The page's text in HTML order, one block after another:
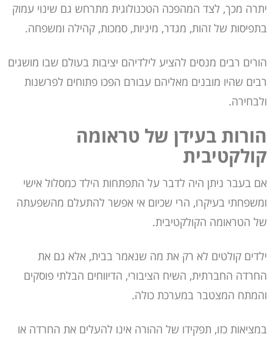
יתרה מכך, לצד המהפכה הטכנולוגית מתרחש גם שינוי עמוק
בתפיסות של זהות, מגדר, מיניות, סמכות, קהילה ומשפחה.
הורים רבים מנסים להציע לילדיהם יציבות בעולם שבו מושגים
רבים שהיו מובנים מאליהם עבורם הפכו פתוחים לפרשנות
ולבחירה.
הורות בעידן של טראומה
קולקטיבית
אם בעבר ניתן היה לדבר על התפתחות הילד כמסלול אישי
ומשפחתי בעיקרו, הרי שכיום אי אפשר להתעלם מהשפעתה
של הטראומה הקולקטיבית.
ילדים קולטים לא רק את מה שנאמר בבית, אלא גם את
החרדה החברתית, השיח הציבורי, הדיווחים הבלתי פוסקים
והמתח המצטבר במערכת כולה.
במציאות כזו, תפקידו של ההורה אינו להעלים את החרדה או